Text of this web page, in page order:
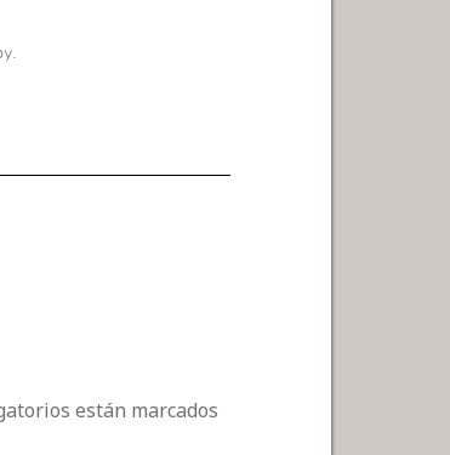
están marcados